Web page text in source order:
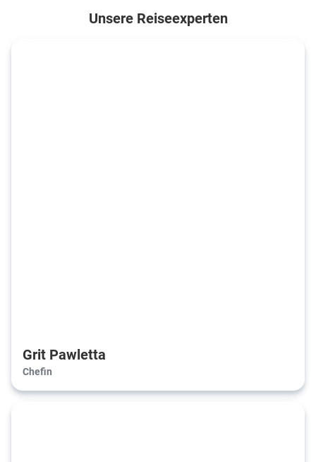
Unsere Reiseexperten
Grit Pawletta
Chefin